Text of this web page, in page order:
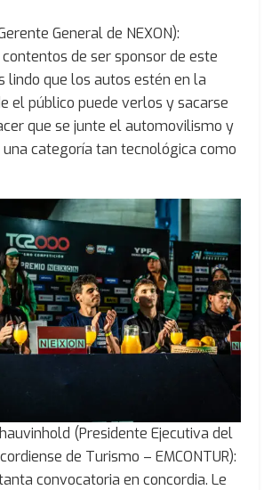
General de NEXON):
de ser sponsor de este
lindo que los autos estén en la
el público puede verlos y sacarse
que se junte el automovilismo y
categoría tan tecnológica como
(Presidente Ejecutiva del
de Turismo – EMCONTUR):
convocatoria en concordia. Le